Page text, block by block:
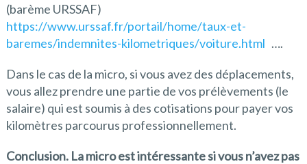
(barème URSSAF)
https://www.urssaf.fr/portail/home/taux-et-
baremes/indemnites-kilometriques/voiture.html ….
Dans le cas de la micro, si vous avez des déplacements,
vous allez prendre une partie de vos prélèvements (le
salaire) qui est soumis à des cotisations pour payer vos
kilomètres parcourus professionnellement.
Conclusion. La micro est intéressante si vous n’avez pas